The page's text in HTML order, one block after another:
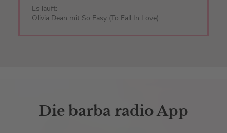
Es läuft:
Olivia Dean mit So Easy (To Fall In Love)
Die barba radio App